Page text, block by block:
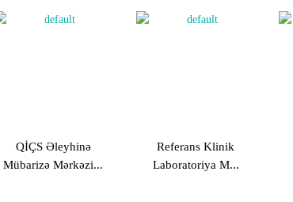
QİÇS Əleyhinə
Mübarizə Mərkəzi...
Referans Klinik
Laboratoriya M...